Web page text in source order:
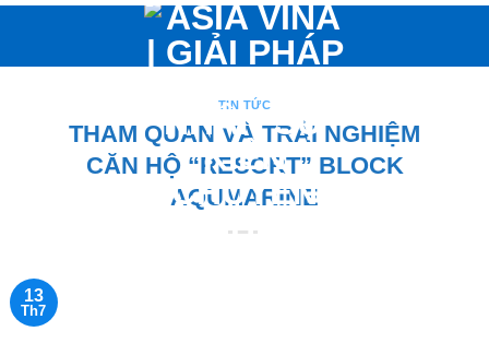
nội
TIN TỨC
THAM QUAN VÀ TRẢI NGHIỆM
CĂN HỘ “RESORT” BLOCK
AQUMARINE
13
Th7